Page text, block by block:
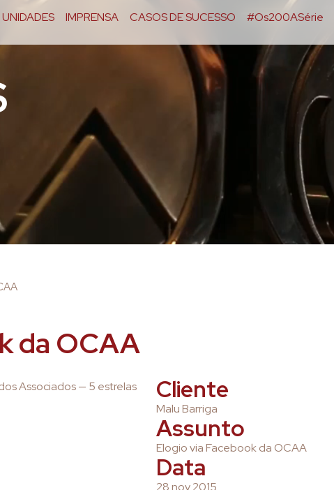
UNIDADES IMPRENSA CASOS DE SUCESSO #Os200ASérie
da OCAA
Associados — 5 estrelas Cliente
Malu Barriga
Assunto
Elogio via Facebook da OCAA
Data
28 nov 2015